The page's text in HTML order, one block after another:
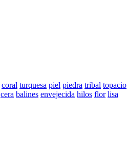
coral turquesa piel piedra tribal topacio
cera balines envejecida hilos flor lisa